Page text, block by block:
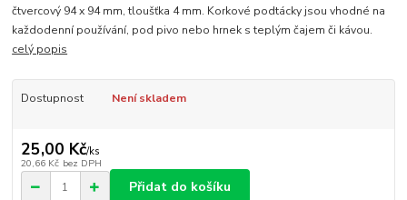
čtvercový 94 x 94 mm, tloušťka 4 mm. Korkové podtácky jsou vhodné na
každodenní používání, pod pivo nebo hrnek s teplým čajem či kávou.
celý popis
Dostupnost Není skladem
25,00 Kč/ks
20,66 Kč bez DPH
Přidat do košíku